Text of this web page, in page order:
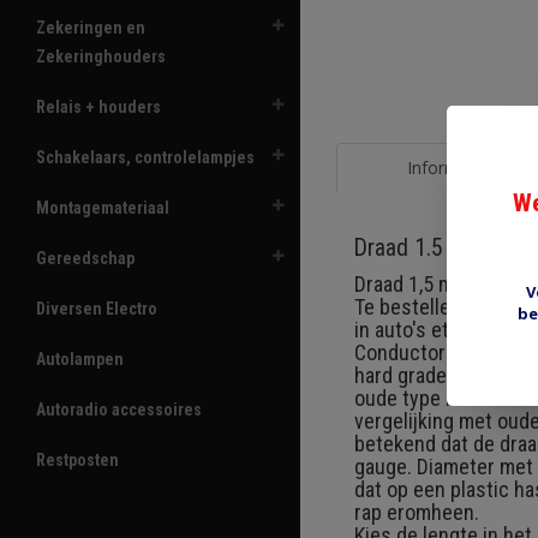
Zekeringen en
Zekeringhouders
Relais + houders
Schakelaars, controlelampjes
Montagemateriaal
Gereedschap
Diversen Electro
Autolampen
Autoradio accessoires
Restposten
Informatie
Draad 1.5 mm2 wit/
Draad 1,5 mm2 (30/
Te bestellen vanaf 5
in auto's etc. Een
Conductors of high
hard grade PVC.
oude type isolatie.
vergelijking met
betekend dat de
gauge. Diameter
dat op een plastic
rap eromheen.